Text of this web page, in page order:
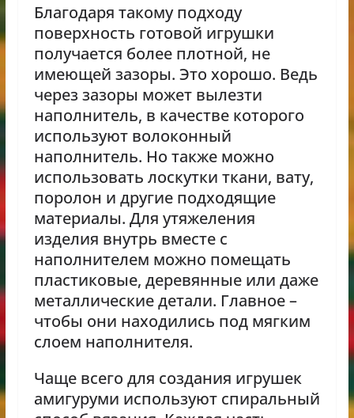
Благодаря такому подходу
поверхность готовой игрушки
получается более плотной, не
имеющей зазоры. Это хорошо. Ведь
через зазоры может вылезти
наполнитель, в качестве которого
используют волоконный
наполнитель. Но также можно
использовать лоскутки ткани, вату,
поролон и другие подходящие
материалы. Для утяжеления
изделия внутрь вместе с
наполнителем можно помещать
пластиковые, деревянные или даже
металлические детали. Главное –
чтобы они находились под мягким
слоем наполнителя.
Чаще всего для создания игрушек
амигуруми используют спиральный